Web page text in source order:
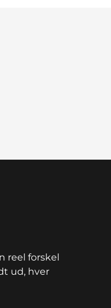
reel forskel
ud, hver